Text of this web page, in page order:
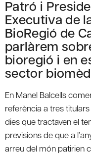
Patró i
Executiva de
BioRegió de
parlàrem
bioregió i en
sector
En Manel Balcells
referència a tres
dies que tractaven el
previsions de que a
arreu del món patirien